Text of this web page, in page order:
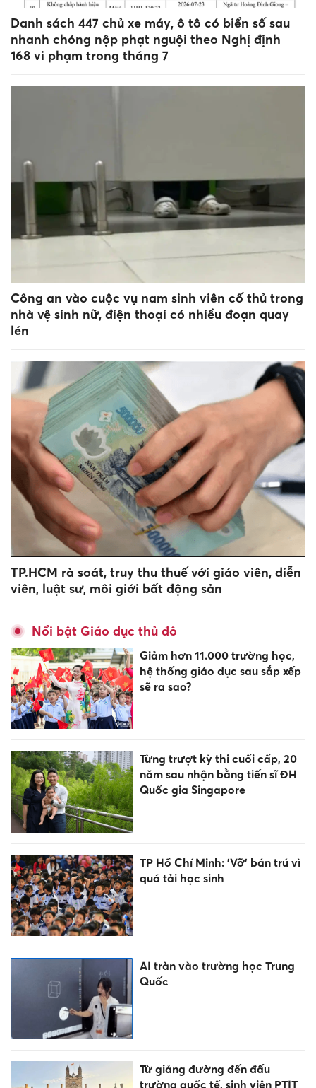
Danh sách 447 chủ xe máy, ô tô có biển số sau
nhanh chóng nộp phạt nguội theo Nghị định
168 vi phạm trong tháng 7
Công an vào cuộc vụ nam sinh viên cố thủ trong
nhà vệ sinh nữ, điện thoại có nhiều đoạn quay
lén
TP.HCM rà soát, truy thu thuế với giáo viên, diễn
viên, luật sư, môi giới bất động sản
Nổi bật Giáo dục thủ đô
Giảm hơn 11.000 trường học,
hệ thống giáo dục sau sắp xếp
sẽ ra sao?
Từng trượt kỳ thi cuối cấp, 20
năm sau nhận bằng tiến sĩ ĐH
Quốc gia Singapore
TP Hồ Chí Minh: 'Vỡ' bán trú vì
quá tải học sinh
AI tràn vào trường học Trung
Quốc
Từ giảng đường đến đấu
trường quốc tế, sinh viên PTIT